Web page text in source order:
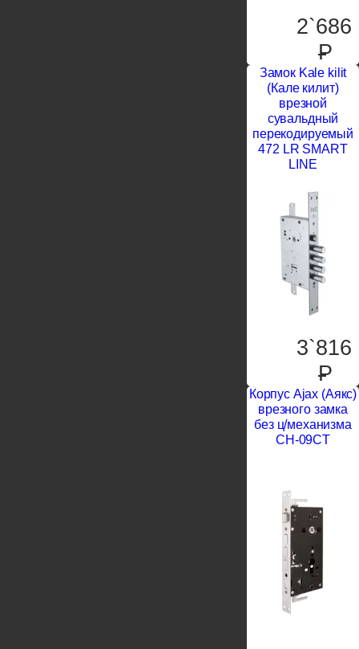
2`686
P
Замок Kale kilit
(Кале килит)
врезной
сувальдный
перекодируемый
472 LR SMART
LINE
3`816
P
Корпус Ajax (Аякс)
врезного замка
без ц/механизма
CH-09CT